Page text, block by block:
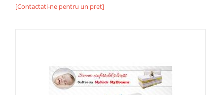
[Contactati-ne pentru un pret]